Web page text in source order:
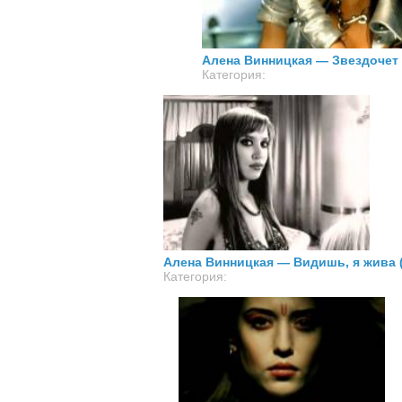
02.08.2012
Просмотров: 0
Комментариев: 0
Алена Винницкая — Звездочет
Категория:
02.08.2012
Просмотров: 0
Комментариев: 0
Алена Винницкая — Видишь, я жива
Категория: